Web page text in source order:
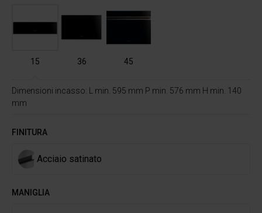
15 36 45
Dimensioni incasso: L min. 595 mm P min. 576 mm H min. 140
mm
FINITURA
Acciaio satinato
MANIGLIA